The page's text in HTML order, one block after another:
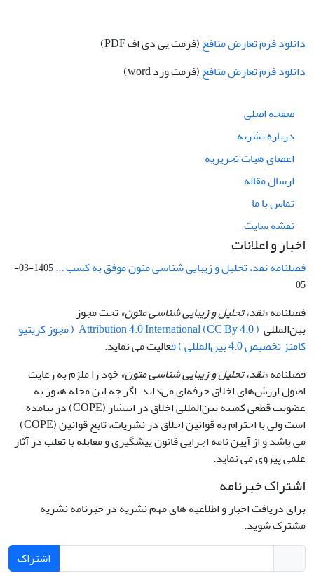
دانلود فرم تعارض منافع(فرمت پی دی اف PDF)
دانلود فرم تعارض منافع(فرمت ورد word)
صفحه اصلی
درباره نشریه
اعضای هیات تحریریه
ارسال مقاله
تماس با ما
نقشه سایت
اخبار و اعلانات
فصلنامه نقد، تحلیل و زیبایی شناسی متون موفق به کسب ...
1405-03-
05
فصلنامه«نقد، تحلیل و زیبایی شناسی متون»تحت مجوز
بین‌المللی
Attribution 4.0 International (CC By 4.0 ) ( مجوز کریتیو
کامنز تخصیص 4.0 بین‌المللی ) ف
عالیت می نماید.
فصلنامه«نقد، تحلیل و زیبایی شناسی متون»خود را ملزم به رعایت
اصول ارزش‌های اخلاق حرفه‌ای می‌داند. اگر چه این مجله هنوز به
عضویت قطعی کمیته بین‌المللی اخلاق در انتشار (COPE) در نیامده
است ولی با احترام به قوانین اخلاق در نشریات، تابع قوانین (COPE)
می باشد و از آیین نامه اجرایی قانون پیشگیری و مقابله با تقلب در آثار
علمی پیروی می نماید.
اشتراک خبرنامه
برای دریافت اخبار و اطلاعیه های مهم نشریه در خبرنامه نشریه
مشترک شوید.
اشتراک